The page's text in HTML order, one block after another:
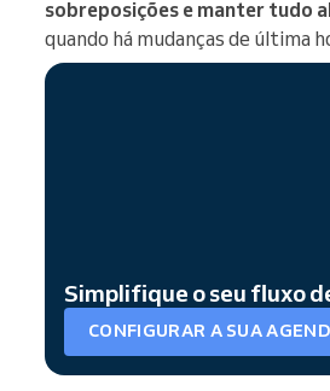
sobreposições e manter tudo
quando há mudanças de última
Simplifique o seu fluxo
CONFIGURAR A SUA